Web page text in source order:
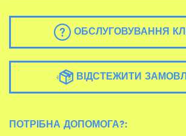
ОБСЛУГОВУВАННЯ
ВІДСТЕЖИТИ
ПОТРІБНА ДОПОМОГА?: